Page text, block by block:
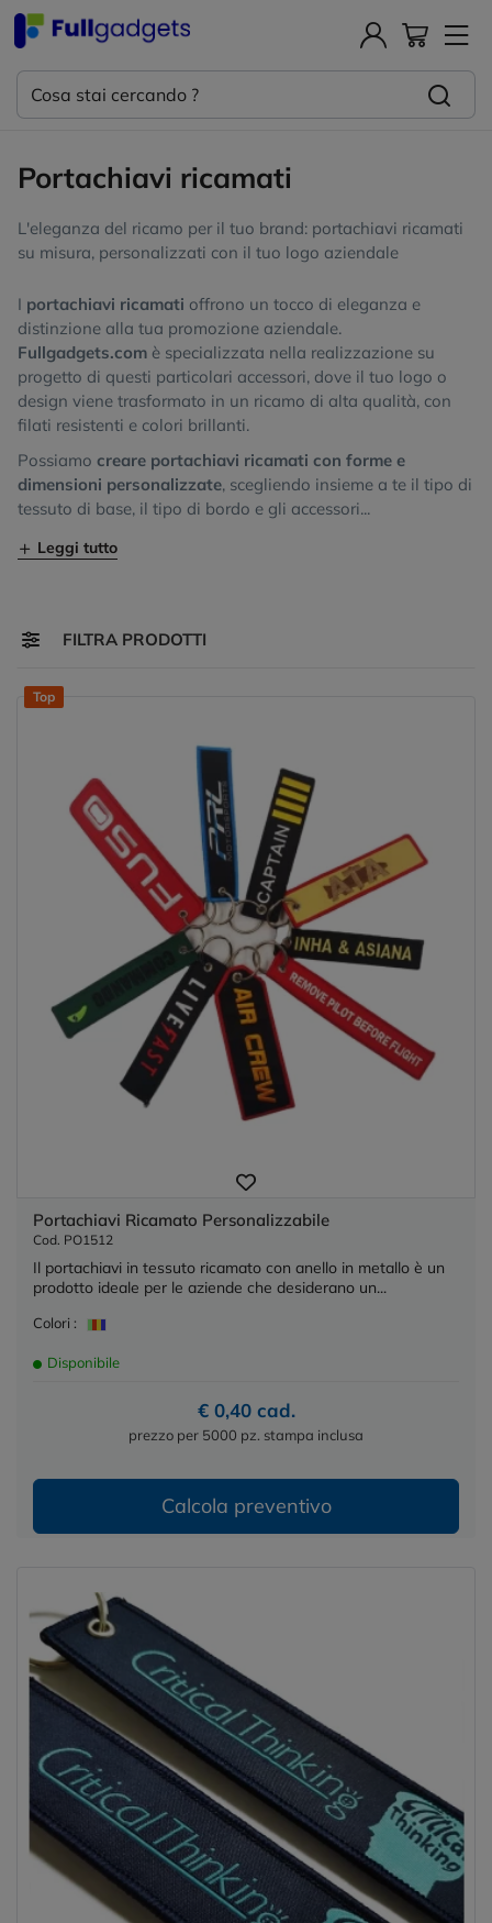
Portachiavi ricamati
L'eleganza del ricamo per il tuo brand: portachiavi ricamati
su misura, personalizzati con il tuo logo aziendale
I portachiavi ricamati offrono un tocco di eleganza e
distinzione alla tua promozione aziendale.
Fullgadgets.com è specializzata nella realizzazione su
progetto di questi particolari accessori, dove il tuo logo o
design viene trasformato in un ricamo di alta qualità, con
filati resistenti e colori brillanti.
Possiamo creare portachiavi ricamati con forme e
dimensioni personalizzate, scegliendo insieme a te il tipo di
tessuto di base, il tipo di bordo e gli accessori...
Leggi tutto
Toggle navigation
FILTRA PRODOTTI
Top
Portachiavi Ricamato Personalizzabile
Cod. PO1512
Il portachiavi in tessuto ricamato con anello in metallo è un
prodotto ideale per le aziende che desiderano un...
Colori :
Disponibile
€ 0,40 cad.
prezzo per 5000 pz. stampa inclusa
Calcola preventivo